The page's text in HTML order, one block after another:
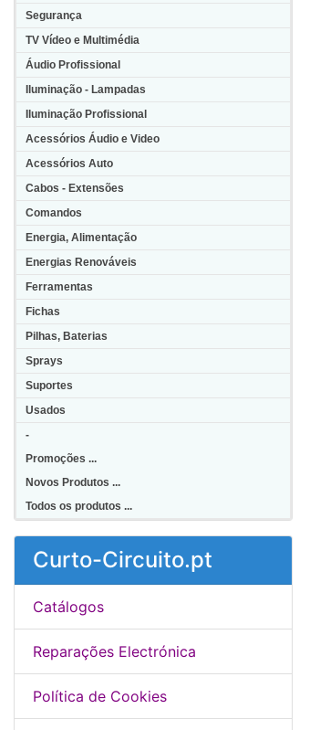
Segurança
TV Vídeo e Multimédia
Áudio Profissional
Iluminação - Lampadas
Iluminação Profissional
Acessórios Áudio e Video
Acessórios Auto
Cabos - Extensões
Comandos
Energia, Alimentação
Energias Renováveis
Ferramentas
Fichas
Pilhas, Baterias
Sprays
Suportes
Usados
-
Promoções ...
Novos Produtos ...
Todos os produtos ...
Curto-Circuito.pt
Catálogos
Reparações Electrónica
Política de Cookies